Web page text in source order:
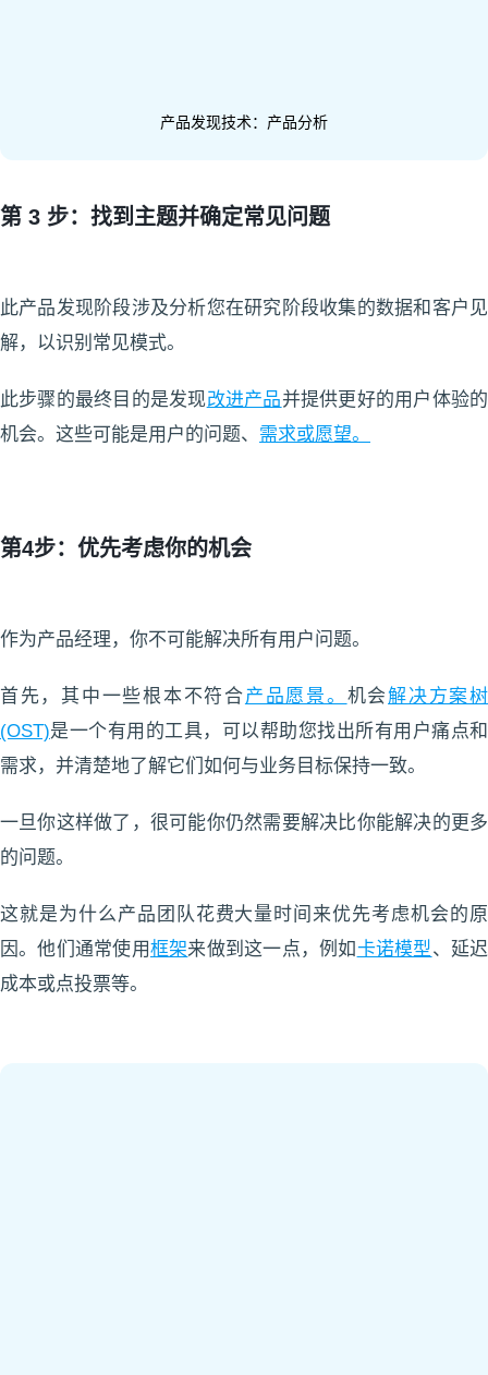
产品发现技术：产品分析
第 3 步：找到主题并确定常见问题
此产品发现阶段涉及分析您在研究阶段收集的数据和客户见
解，以识别常见模式。
此步骤的最终目的是发现改进产品并提供更好的用户体验的
机会。这些可能是用户的问题、 需求或愿望。
第4步：优先考虑你的机会
作为产品经理，你不可能解决所有用户问题。
首先，其中一些根本不符合产品愿景。 机会解决方案树
(OST)是一个有用的工具，可以帮助您找出所有用户痛点和
需求，并清楚地了解它们如何与业务目标保持一致。
一旦你这样做了，很可能你仍然需要解决比你能解决的更多
的问题。
这就是为什么产品团队花费大量时间来优先考虑机会的原
因。他们通常使用框架来做到这一点，例如卡诺模型、延迟
成本或点投票等。